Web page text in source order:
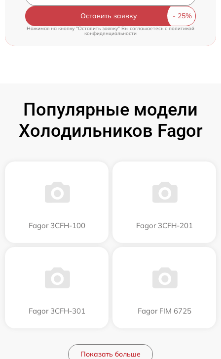
Оставить заявку
Нажимая на кнопку "Оставить заявку" Вы соглашаетесь cполитикой
конфиденциальности
Популярные модели
Холодильников Fagor
Fagor 3CFH-100 Fagor 3CFH-201
Fagor 3CFH-301 Fagor FIM 6725
Показать больше